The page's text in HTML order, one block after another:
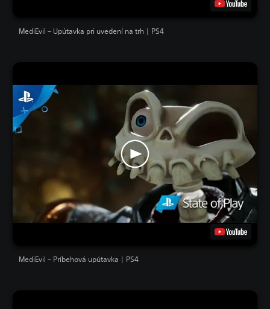
MediEvil – Upútavka pri uvedení na trh | PS4
MediEvil – Príbehová upútavka | PS4